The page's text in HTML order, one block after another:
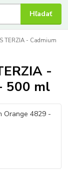
Hľadať
TERZIA - Cadmium
-
500 ml